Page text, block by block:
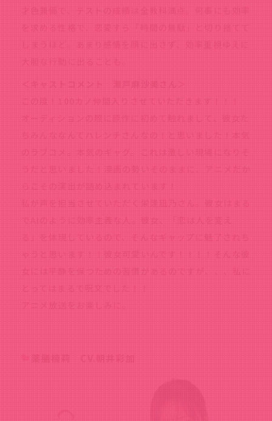
才色兼備で、テストの成績は全教科満点。何事にも効率
を求める性格で、恋愛すら「時間の無駄」と切り捨てて
しまうほど。あまり感情を顔に出さず、効率重視ゆえに
大胆な行動に出ることも。
＜キャストコメント 瀬戸麻沙美さん＞
この度！100カノ仲間入りさせていただきます！！！
オーディションの際に原作に初めて触れまして、彼女た
ちみんななんてハレンチさんなの！と思いました！本気
のラブコメ。本気のギャグ。これは激しい現場になりそ
うだと思いました！漫画の勢いそのままに、アニメだか
らこその演出が詰め込まれています！
私が声を担当させていただく栄逢凪乃さん。彼女はまる
でAIのように効率主義な人。彼女、「恋は人を変え
る」を体現しているので、そんなギャップに魅了されち
ゃうと思います！！彼女可愛いんです！！！！そんな彼
女には平静を保つための習慣があるのですが、、、私に
とってはまるで呪文でした！！
アニメ放送をお楽しみに。
薬膳楠莉 CV.朝井彩加